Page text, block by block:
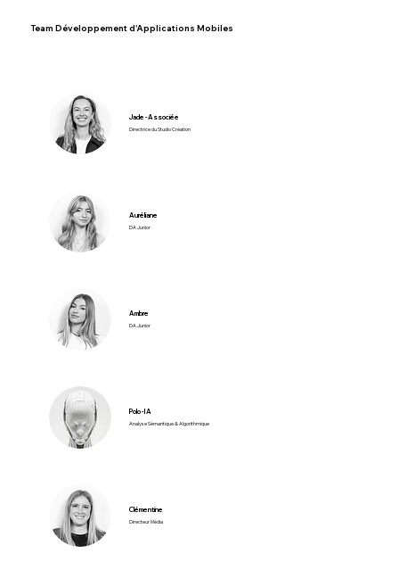
Team Développement d'Applications Mobiles
Jade - Associée
Directrice du Studio Création
Auréliane
DA Junior
Ambre
DA Junior
Polo - IA
Analyse Sémantique & Algorithmique
Clémentine
Directeur Média